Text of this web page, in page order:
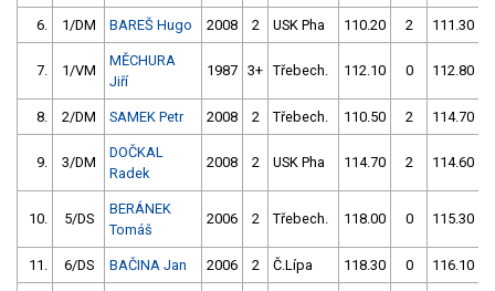
6. 1/DM BAREŠ Hugo 2008 2 USK Pha 110.20 2 111.30
7. 1/VM
MĚCHURA
Jiří
1987 3+ Třebech. 112.10 0 112.80
8. 2/DM SAMEK Petr 2008 2 Třebech. 110.50 2 114.70
9. 3/DM
DOČKAL
Radek
2008 2 USK Pha 114.70 2 114.60
10. 5/DS
BERÁNEK
Tomáš
2006 2 Třebech. 118.00 0 115.30
11. 6/DS BAČINA Jan 2006 2 Č.Lípa 118.30 0 116.10